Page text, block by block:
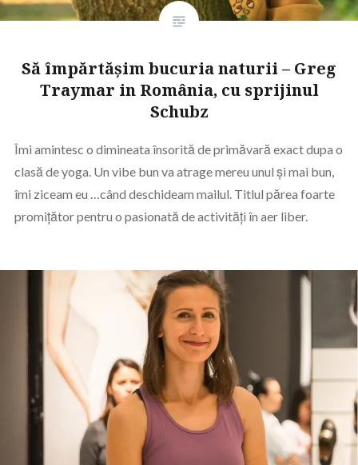
Să împărtășim bucuria naturii – Greg
Traymar in România, cu sprijinul
Schubz
Îmi amintesc o dimineata însorită de primăvară exact dupa o
clasă de yoga. Un vibe bun va atrage mereu unul și mai bun,
îmi ziceam eu …când deschideam mailul. Titlul părea foarte
promițător pentru o pasionată de activități în aer liber.